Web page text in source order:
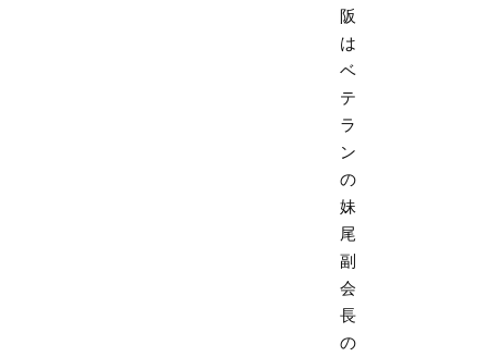
阪
は
ベ
テ
ラ
ン
の
妹
尾
副
会
長
の